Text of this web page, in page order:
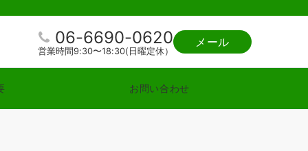
06-6690-0620
営業時間9:30〜18:30(日曜定休）
メール
お問い合わせ